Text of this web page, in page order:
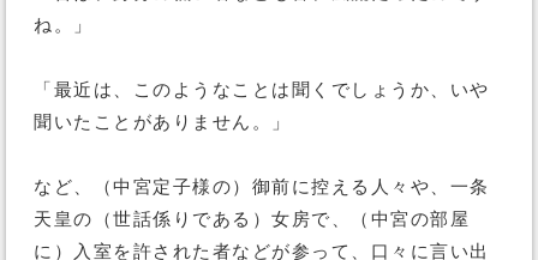
ね。」
「最近は、このようなことは聞くでしょうか、いや
聞いたことがありません。」
など、（中宮定子様の）御前に控える人々や、一条
天皇の（世話係りである）女房で、（中宮の部屋
に）入室を許された者などが参って、口々に言い出